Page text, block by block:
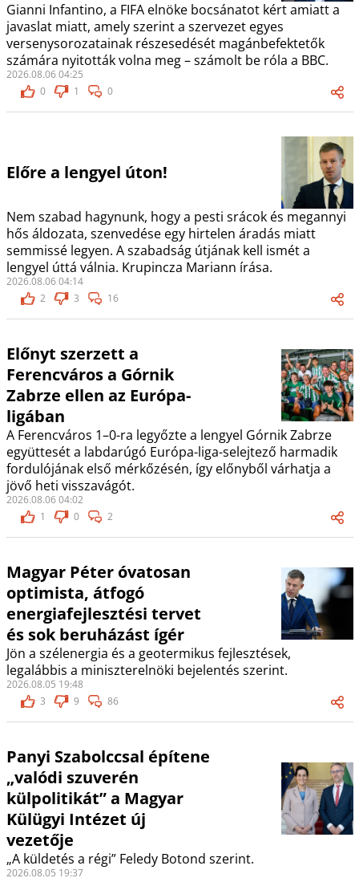
Gianni Infantino, a FIFA elnöke bocsánatot kért amiatt a
javaslat miatt, amely szerint a szervezet egyes
versenysorozatainak részesedését magánbefektetők
számára nyitották volna meg – számolt be róla a BBC.
2026.08.06 04:25
0
1 0
Előre a lengyel úton!
Nem szabad hagynunk, hogy a pesti srácok és megannyi
hős áldozata, szenvedése egy hirtelen áradás miatt
semmissé legyen. A szabadság útjának kell ismét a
lengyel úttá válnia. Krupincza Mariann írása.
2026.08.06 04:14
2
3 16
Előnyt szerzett a
Ferencváros a Górnik
Zabrze ellen az Európa-
ligában
A Ferencváros 1–0-ra legyőzte a lengyel Górnik Zabrze
együttesét a labdarúgó Európa-liga-selejtező harmadik
fordulójának első mérkőzésén, így előnyből várhatja a
jövő heti visszavágót.
2026.08.06 04:02
1
0 2
Magyar Péter óvatosan
optimista, átfogó
energiafejlesztési tervet
és sok beruházást ígér
Jön a szélenergia és a geotermikus fejlesztések,
legalábbis a miniszterelnöki bejelentés szerint.
2026.08.05 19:48
3
9 86
Panyi Szabolccsal építene
„valódi szuverén
külpolitikát” a Magyar
Külügyi Intézet új
vezetője
„A küldetés a régi” Feledy Botond szerint.
2026.08.05 19:37